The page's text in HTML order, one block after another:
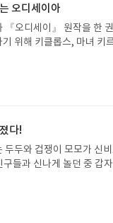
부분에선 한없이 가볍게
른 부분에 대해서는 매우
운 책이다. 잡문집이라는
에는 가볍게 시작했다가
, LP 판에 대한 애정은 이
즈를 검색하고 있는 나를
는 뛰어난 이들이 옴진
각들과 맞물려 옴진리교
격이었다. 사실 이미 여러
한 부분을 읽으면서 왜
있었다. 물론 우리나라
대사전에 따르면 크게
오디세이아
『오디세이』 원작을 한
위해 키클롭스, 마녀 키
이가 호메로스의 방대한
기의 흐름을 놓치지 않
번역으로 새롭게 펼쳐진
세요! (선정 후 수정 불가
면 당첨확률이 올라갑니
존 YES블로그는 '사락'
최근 배송지가 아닌 회원
을 시 선정에서 제외되
주 이내 리뷰를 작성해
다!
두두와 겁쟁이 모모가 신
들과 신나게 놀던 중 갑
진 걸까요? 상상력을 자
이서휘 글출판사풀빛 예
: 2026.08.13리뷰 작